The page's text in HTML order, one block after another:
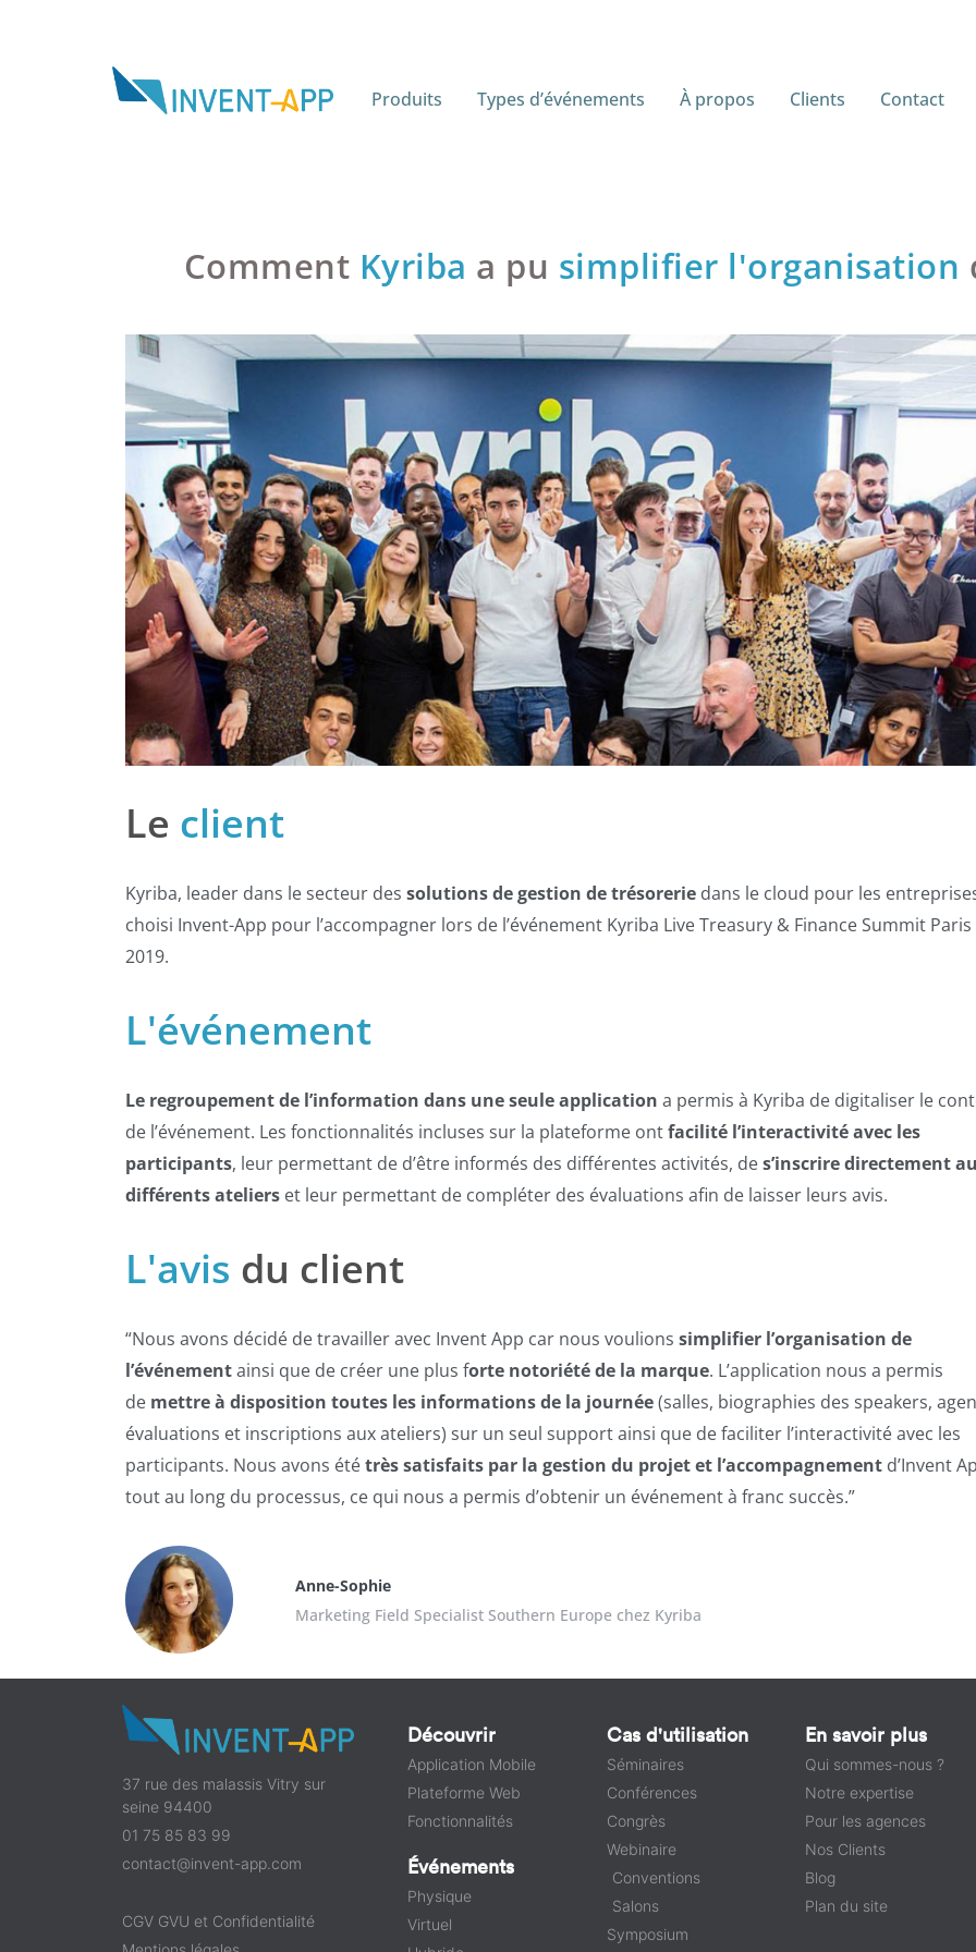
Produits Types d’événements À propos Clients Contact
Comment Kyriba a pu simplifier l'organisation
Le client
Kyriba, leader dans le secteur des solutions de gestion de trésorerie dans le cloud pour les
choisi Invent-App pour l’accompagner lors de l’événement Kyriba Live Treasury & Finance Summit Paris
2019.
L'événement
Le regroupement de l’information dans une seule application a permis à Kyriba de digitaliser le
de l’événement. Les fonctionnalités incluses sur la plateforme ontfacilité l’interactivité avec les
participants, leur permettant de d’être informés des différentes activités, des’inscrire directement
différents ateliers et leur permettant de compléter des évaluations afin de laisser leurs avis.
L'avis du client
“Nous avons décidé de travailler avec Invent App car nous voulions simplifier l’organisation de
l’événementainsi que de créer une plus forte notoriété de la marque. L’application nous a permis
de mettre à disposition toutes les informations de la journée(salles, biographies des speakers,
évaluations et inscriptions aux ateliers) sur un seul support ainsi que de faciliter l’interactivité avec les
participants. Nous avons ététrès satisfaits par la gestion du projet et l’accompagnement d’Invent
tout au long du processus, ce qui nous a permis d’obtenir un événement à franc succès.”
Anne-Sophie
Marketing Field Specialist Southern Europe chez Kyriba
37 rue des malassis Vitry sur
seine 94400
01 75 85 83 99
contact@invent-app.com
CGV GVU et Confidentialité
Découvrir
Application Mobile
Plateforme Web
Fonctionnalités
Événements
Physique
Virtuel
Cas d'utilisation
Séminaires
Conférences
Congrès
Webinaire
Conventions
Salons
Symposium
En savoir plus
Qui sommes-nous ?
Notre expertise
Pour les agences
Nos Clients
Blog
Plan du site